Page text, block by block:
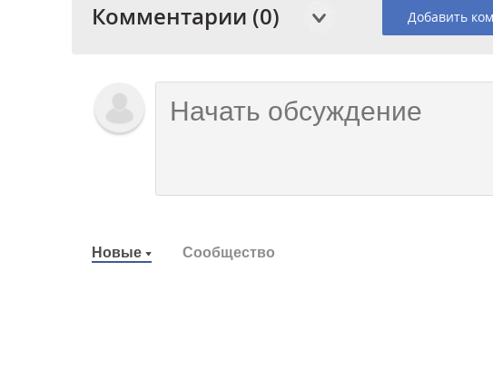
Комментарии (0) Добавить
Новые Сообщество